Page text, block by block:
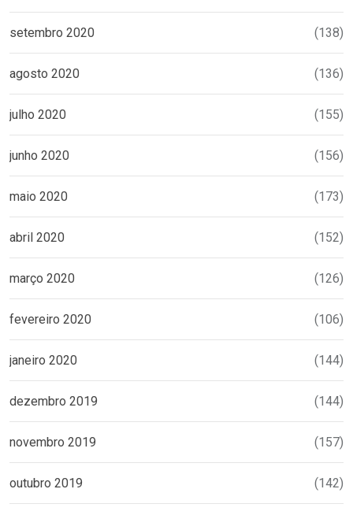
setembro 2020 (138)
agosto 2020 (136)
julho 2020 (155)
junho 2020 (156)
maio 2020 (173)
abril 2020 (152)
março 2020 (126)
fevereiro 2020 (106)
janeiro 2020 (144)
dezembro 2019 (144)
novembro 2019 (157)
outubro 2019 (142)